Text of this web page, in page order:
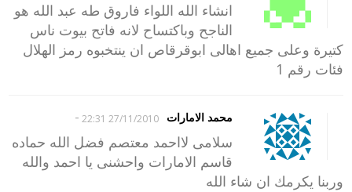
انشاء الله اللواء فاروق طه عبد الله هو
الناجح وباكتساح لانه فاتح بيوت ناس
كتيرة وعلى جميع اهالى ابوقرقاص ان ينتخبوه رمز الهلال
فئات رقم 1
محمد الامارات 27/11/2010 22:31
-
سلامى لااحمد معتصم فضل الله حماده
قاسم الامارات واحشنى يا احمد والله
وربنا يكرمك ان شاء الله